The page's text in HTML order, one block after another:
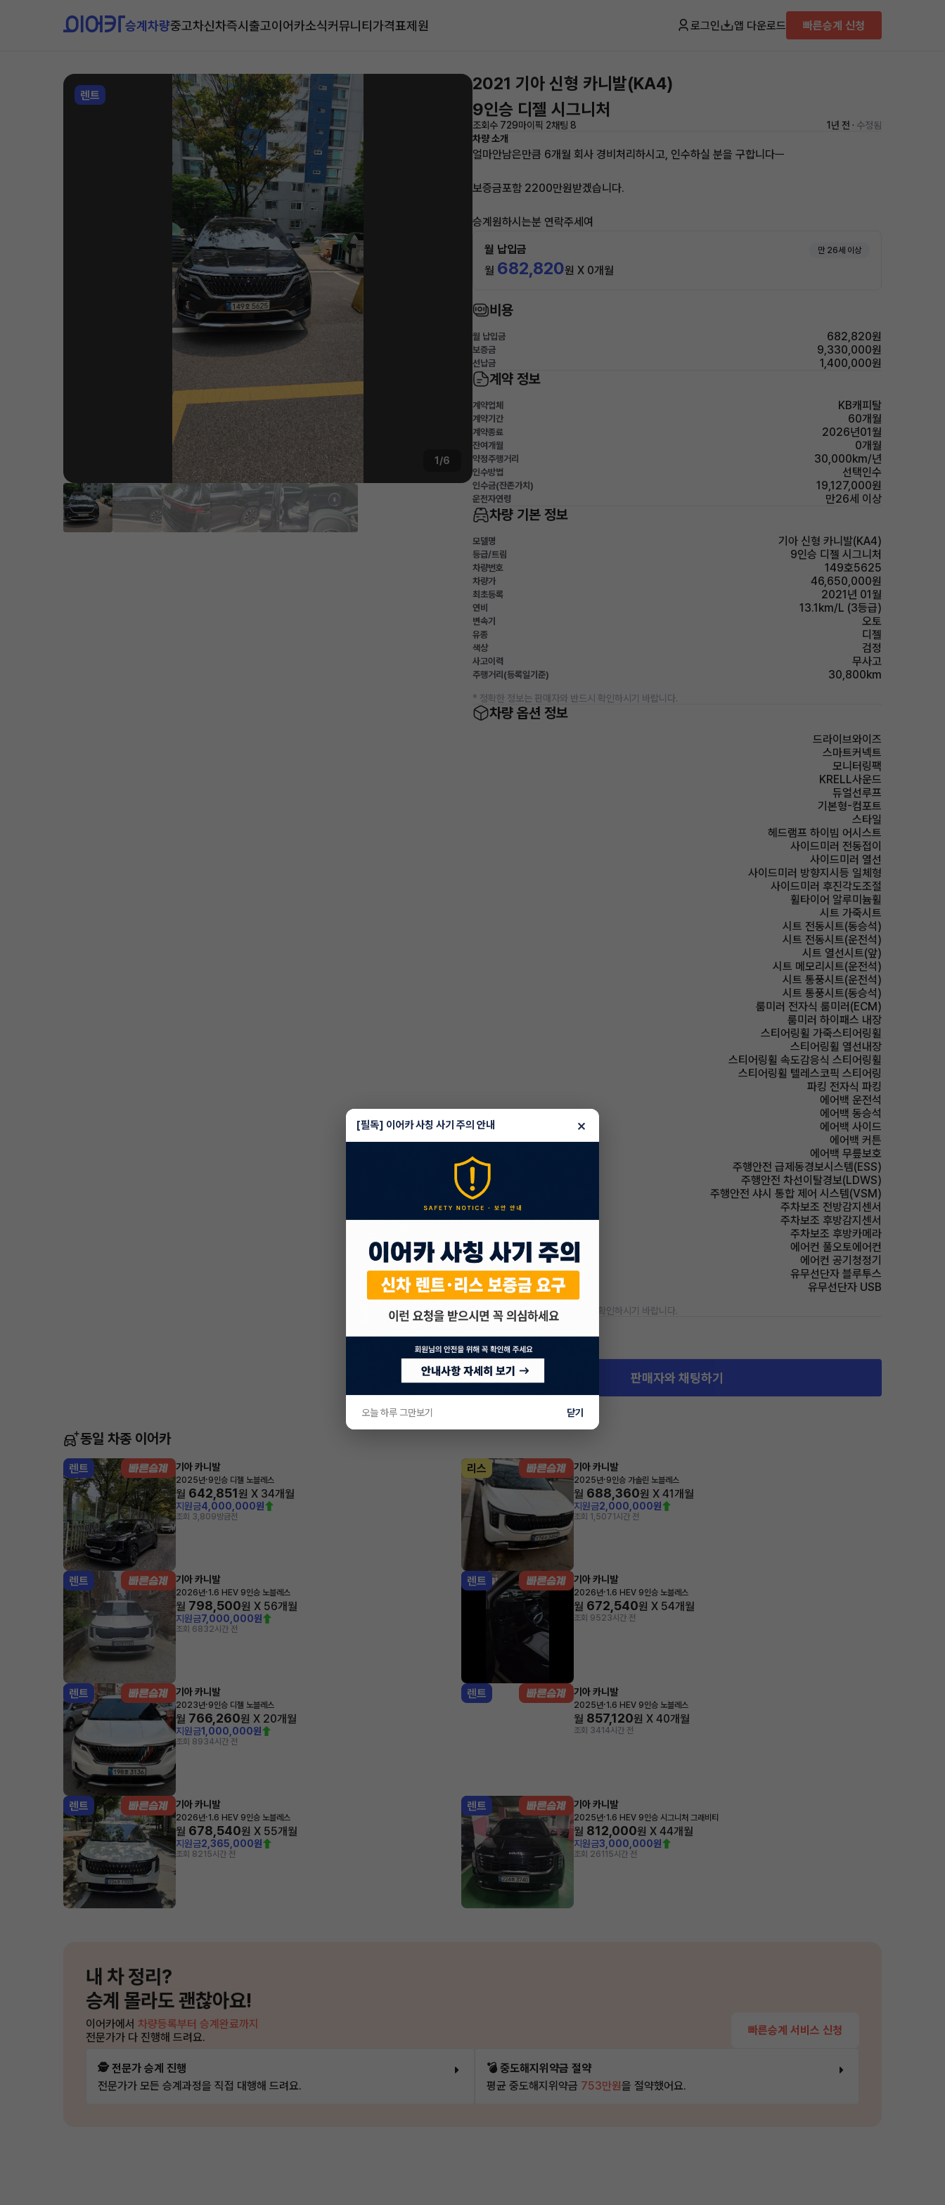
승계차량중고차신차즉시출고이어카소식커뮤니티가격표제원 로그인 앱 다운로드 빠른승계 신청
렌트
1/6
2021 기아 신형 카니발(KA4)
9인승 디젤 시그니처
조회수 729마이픽 2채팅 8 1년 전 · 수정됨
차량 소개
얼마안남은만큼 6개월 회사 경비처리하시고, 인수하실 분을 구합니다ㅡ
보증금포함 2200만원받겠습니다.
승계원하시는분 연락주세여
월 납입금 만 26세 이상
월 682,820원 X 0개월
비용
월 납입금 682,820원
보증금 9,330,000원
선납금 1,400,000원
계약 정보
계약업체 KB캐피탈
계약기간 60개월
계약종료 2026년01월
잔여개월 0개월
약정주행거리 30,000km/년
인수방법 선택인수
인수금(잔존가치) 19,127,000원
운전자연령 만26세 이상
차량 기본 정보
모델명 기아 신형 카니발(KA4)
등급/트림 9인승 디젤 시그니처
차량번호 149호5625
차량가 46,650,000원
최초등록 2021년 01월
연비 13.1km/L (3등급)
변속기 오토
유종 디젤
색상 검정
사고이력 무사고
주행거리(등록일기준) 30,800km
* 정확한 정보는 판매자와 반드시 확인하시기 바랍니다.
차량 옵션 정보
드라이브와이즈
스마트커넥트
모니터링팩
KRELL사운드
듀얼선루프
기본형-컴포트
스타일
헤드램프 하이빔 어시스트
사이드미러 전동접이
사이드미러 열선
사이드미러 방향지시등 일체형
사이드미러 후진각도조절
휠타이어 알루미늄휠
시트 가죽시트
시트 전동시트(동승석)
시트 전동시트(운전석)
시트 열선시트(앞)
시트 메모리시트(운전석)
시트 통풍시트(운전석)
시트 통풍시트(동승석)
룸미러 전자식 룸미러(ECM)
룸미러 하이패스 내장
스티어링휠 가죽스티어링휠
스티어링휠 열선내장
스티어링휠 속도감응식 스티어링휠
스티어링휠 텔레스코픽 스티어링
파킹 전자식 파킹
에어백 운전석
에어백 동승석
에어백 사이드
에어백 커튼
에어백 무릎보호
주행안전 급제동경보시스템(ESS)
주행안전 차선이탈경보(LDWS)
주행안전 샤시 통합 제어 시스템(VSM)
주차보조 전방감지센서
주차보조 후방감지센서
주차보조 후방카메라
에어컨 풀오토에어컨
에어컨 공기청정기
유무선단자 블루투스
유무선단자 USB
* 정확한 정보는 판매자와 반드시 확인하시기 바랍니다.
차량 위치
경기 성남시 분당구 이매동
판매자와 채팅하기
동일 차종 이어카
렌트 기아 카니발
2025년·9인승 디젤 노블레스
월 642,851원 X 34개월
지원금4,000,000원
조회 3,809방금전
리스 기아 카니발
2025년·9인승 가솔린 노블레스
월 688,360원 X 41개월
지원금2,000,000원
조회 1,5071시간 전
렌트 기아 카니발
2026년·1.6 HEV 9인승 노블레스
월 798,500원 X 56개월
지원금7,000,000원
조회 6832시간 전
렌트 기아 카니발
2026년·1.6 HEV 9인승 노블레스
월 672,540원 X 54개월
조회 9523시간 전
렌트 기아 카니발
2023년·9인승 디젤 노블레스
월 766,260원 X 20개월
지원금1,000,000원
조회 8934시간 전
렌트 기아 카니발
2025년·1.6 HEV 9인승 노블레스
월 857,120원 X 40개월
조회 3414시간 전
렌트 기아 카니발
2026년·1.6 HEV 9인승 노블레스
월 678,540원 X 55개월
지원금2,365,000원
조회 8215시간 전
렌트 기아 카니발
2025년·1.6 HEV 9인승 시그니처 그래비티
월 812,000원 X 44개월
지원금3,000,000원
조회 261 15시간 전
내 차 정리?
승계 몰라도 괜찮아요!
이어카에서 차량등록부터 승계완료까지
전문가가 다 진행해 드려요.
빠른승계 서비스 신청
🕵️ 전문가 승계 진행
전문가가 모든 승계과정을 직접 대행해 드려요.
💣 중도해지위약금 절약
평균 중도해지위약금 753만원을 절약했어요.
[필독] 이어카 사칭 사기 주의 안내 ×
오늘 하루 그만보기 닫기